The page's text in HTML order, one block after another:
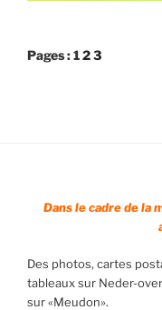
Pages :123
Dans le cadre de la
Des photos, cartes
tableaux sur Neder-
sur «Meudon».